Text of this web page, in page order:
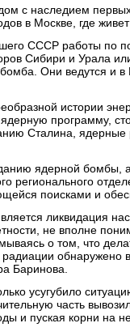
с наследием
в Москве, где
СССР работы по
Сибири и Урала
Они ведутся и
истории
программу,
Сталина, ядерные
ядерной бомбы,
регионального
поисками и
ликвидация
не вполне
о том, что
радиации обнаружено
Баринова.
усугубило
часть
и пуская корни на